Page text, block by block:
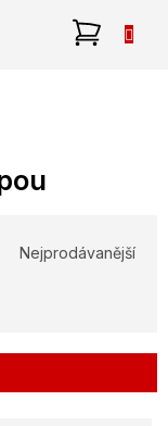
Nejprodávanější